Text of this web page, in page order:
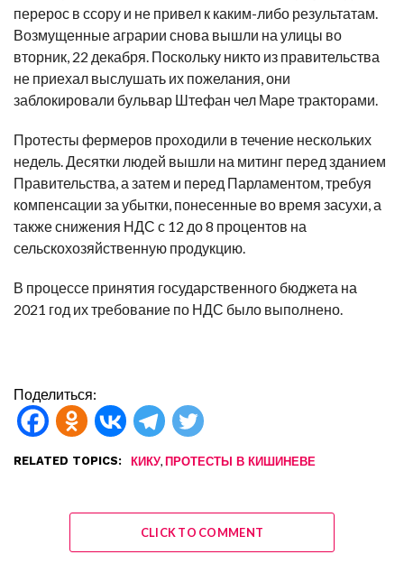
перерос в ссору и не привел к каким-либо результатам.
Возмущенные аграрии снова вышли на улицы во
вторник, 22 декабря. Поскольку никто из правительства
не приехал выслушать их пожелания, они
заблокировали бульвар Штефан чел Маре тракторами.
Протесты фермеров проходили в течение нескольких
недель. Десятки людей вышли на митинг перед зданием
Правительства, а затем и перед Парламентом, требуя
компенсации за убытки, понесенные во время засухи, а
также снижения НДС с 12 до 8 процентов на
сельскохозяйственную продукцию.
В процессе принятия государственного бюджета на
2021 год их требование по НДС было выполнено.
Поделиться:
RELATED TOPICS: КИКУ, ПРОТЕСТЫ В КИШИНЕВЕ
CLICK TO COMMENT